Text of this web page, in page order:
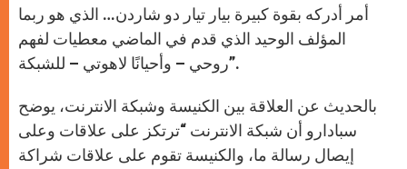
أمر أدركه بقوة كبيرة بيار تيار دو شاردن… الذي هو ربما
المؤلف الوحيد الذي قدم في الماضي معطيات لفهم
روحي – وأحيانًا لاهوتي – للشبكة”.
بالحديث عن العلاقة بين الكنيسة وشبكة الانترنت، يوضح
سبادارو أن شبكة الانترنت “ترتكز على علاقات وعلى
إيصال رسالة ما، والكنيسة تقوم على علاقات شراكة